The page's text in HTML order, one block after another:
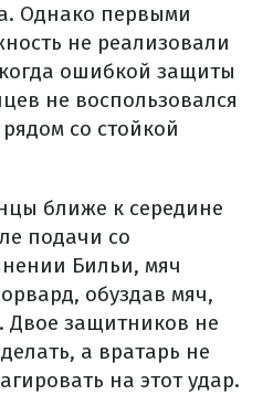
Однако первыми
не реализовали
ошибкой защиты
не воспользовался
со стойкой
ближе к середине
подачи со
Бильи, мяч
обуздав мяч,
Двое защитников не
а вратарь не
на этот удар.